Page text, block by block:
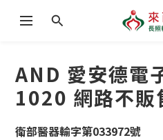
AND 愛安德電
1020 網路不販
衛部醫器輸字第033972號